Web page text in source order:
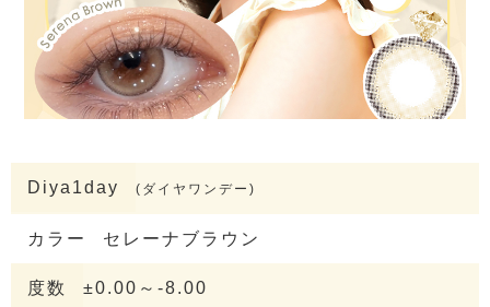
Diya1day (ダイヤワンデー)
カラー セレーナブラウン
度数 ±0.00～-8.00